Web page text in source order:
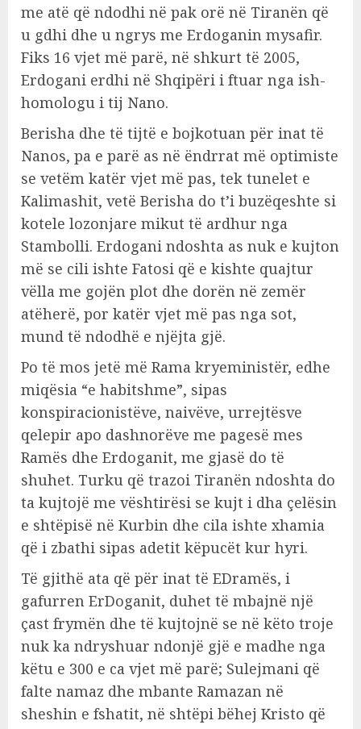
me atë që ndodhi në pak orë në Tiranën që
u gdhi dhe u ngrys me Erdoganin mysafir.
Fiks 16 vjet më parë, në shkurt të 2005,
Erdogani erdhi në Shqipëri i ftuar nga ish-
homologu i tij Nano.
Berisha dhe të tijtë e bojkotuan për inat të
Nanos, pa e parë as në ëndrrat më optimiste
se vetëm katër vjet më pas, tek tunelet e
Kalimashit, vetë Berisha do t’i buzëqeshte si
kotele lozonjare mikut të ardhur nga
Stambolli. Erdogani ndoshta as nuk e kujton
më se cili ishte Fatosi që e kishte quajtur
vëlla me gojën plot dhe dorën në zemër
atëherë, por katër vjet më pas nga sot,
mund të ndodhë e njëjta gjë.
Po të mos jetë më Rama kryeministër, edhe
miqësia “e habitshme”, sipas
konspiracionistëve, naivëve, urrejtësve
qelepir apo dashnorëve me pagesë mes
Ramës dhe Erdoganit, me gjasë do të
shuhet. Turku që trazoi Tiranën ndoshta do
ta kujtojë me vështirësi se kujt i dha çelësin
e shtëpisë në Kurbin dhe cila ishte xhamia
që i zbathi sipas adetit këpucët kur hyri.
Të gjithë ata që për inat të EDramës, i
gafurren ErDoganit, duhet të mbajnë një
çast frymën dhe të kujtojnë se në këto troje
nuk ka ndryshuar ndonjë gjë e madhe nga
këtu e 300 e ca vjet më parë; Sulejmani që
falte namaz dhe mbante Ramazan në
sheshin e fshatit, në shtëpi bëhej Kristo që